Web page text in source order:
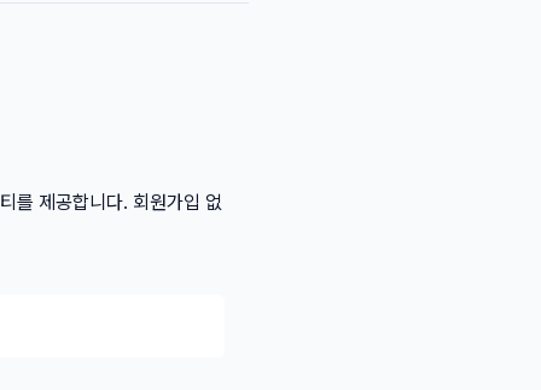
를 제공합니다. 회원가입 없